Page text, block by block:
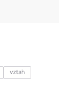
vztah